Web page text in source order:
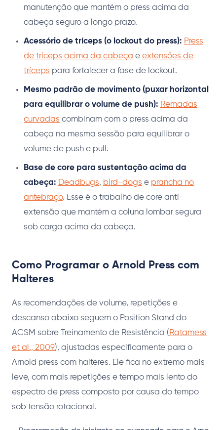
manutenção que mantém o press acima da
cabeça seguro a longo prazo.
Acessório de tríceps (o lockout do press): Press
de tríceps acima da cabeça e extensões de
tríceps para fortalecer a fase de lockout.
Mesmo padrão de movimento (puxar horizontal
para equilibrar o volume de push): Remadas
curvadas combinam com o press acima da
cabeça na mesma sessão para equilibrar o
volume de push e pull.
Base de core para sustentação acima da
cabeça: Deadbugs, bird-dogs e prancha no
antebraço. Esse é o trabalho de core anti-
extensão que mantém a coluna lombar segura
sob carga acima da cabeça.
Como Programar o Arnold Press com
Halteres
As recomendações de volume, repetições e
descanso abaixo seguem o Position Stand do
ACSM sobre Treinamento de Resistência ( Ratamess
et al., 2009), ajustadas especificamente para o
Arnold press com halteres. Ele fica no extremo mais
leve, com mais repetições e tempo mais lento do
espectro de press composto por causa do tempo
sob tensão rotacional.